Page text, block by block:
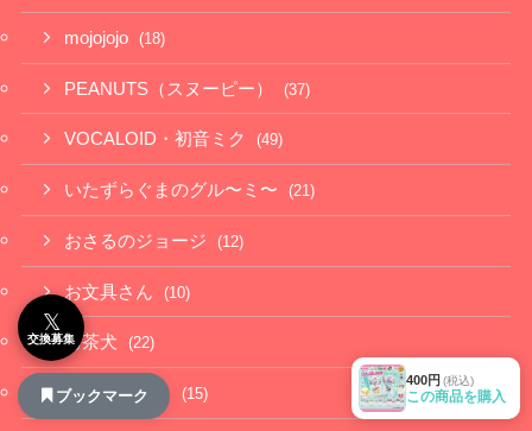
400円 (税込)
この商品を購入
mojojojo (18)
PEANUTS（スヌーピー） (37)
VOCALOID・初音ミク (49)
いたずらぐまのグル〜ミ〜 (21)
おさるのジョージ (12)
お文具さん (10)
お茶犬 (22)
がんこちゃん (15)
𝕏
交換募集
ブックマーク